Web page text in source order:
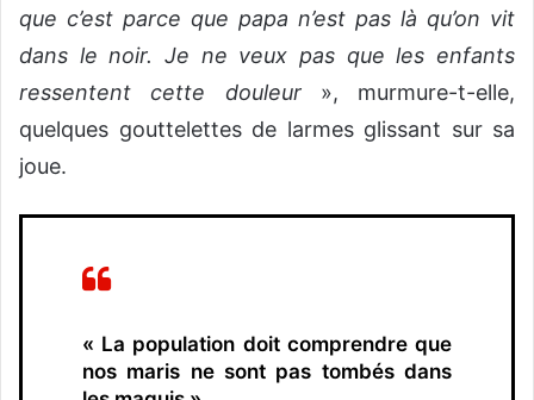
que c’est parce que papa n’est pas là qu’on vit
dans le noir. Je ne veux pas que les enfants
ressentent cette douleur», murmure-t-elle,
quelques gouttelettes de larmes glissant sur sa
joue.
« La population doit comprendre que
nos maris ne sont pas tombés dans